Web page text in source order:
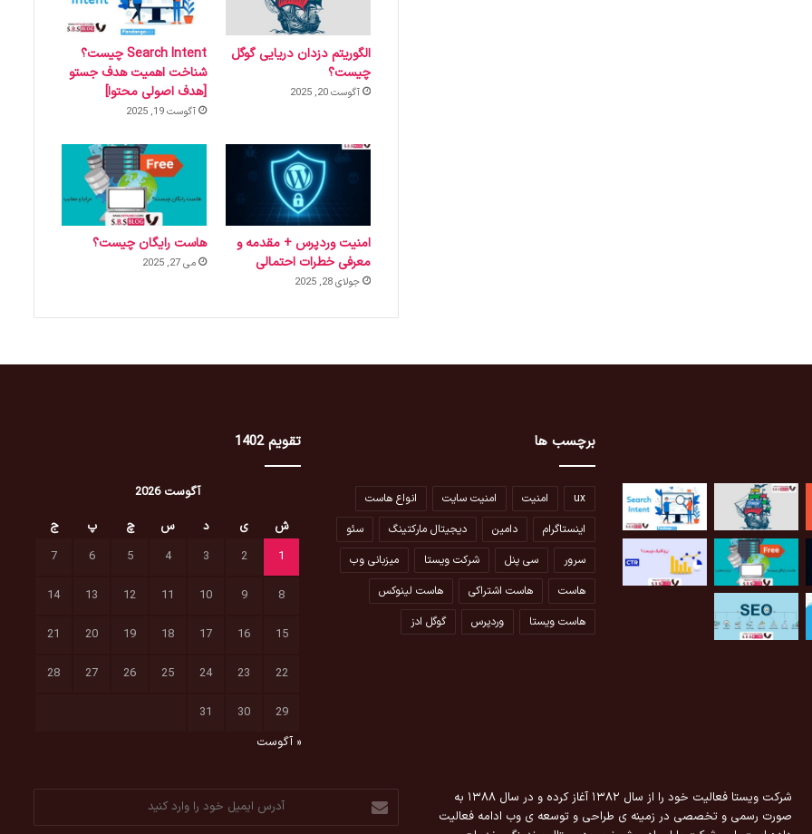
الگوریتم دزدان دریایی گوگل
چیست؟
آگوست 20, 2025
Search Intent چیست؟
شناخت اهمیت هدف جستو
[هدف اصولی محتوا]
آگوست 19, 2025
امنیت وردپرس + مقدمه و
معرفی خطرات احتمالی
جولای 28, 2025
هاست رایگان چیست؟
می 27, 2025
برچسب ها
ux امنیت امنیت سایت
انواع هاست
اینستاگرام
دامین دیجیتال مارکتینگ
سئو
سرور
سی پنل شرکت ویستا
میزبانی وب
هاست
هاست اشتراکی
هاست لینوکس
هاست ویستا
وردپرس گوگل ادز
تقویم 1402
آگوست 2026
ش
ی د س چ پ
ج
1
2
3
4
5
6
7
8
9
10
11
12
13
14
15
16
17
18
19
20
21
22
23
24
25
26
27
28
29
30
31
« آگوست
شرکت ویستا فعالیت خود را از سال ۱۳۸۲ آغاز کرده و در سال ۱۳۸۸ به
صورت رسمی و تخصصی در زمینه ی طراحی و توسعه ی وب ادامه فعالیت
آدرس
ایمیل